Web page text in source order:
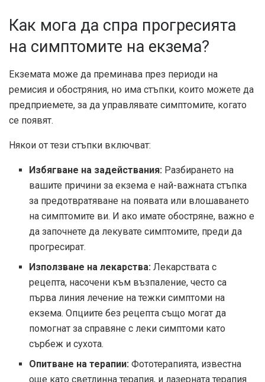
Как мога да спра прогресията
на симптомите на екзема?
Екземата може да преминава през периоди на
ремисия и обостряния, но има стъпки, които можете да
предприемете, за да управлявате симптомите, когато
се появят.
Някои от тези стъпки включват:
Избягване на задействания: Разбирането на
вашите причини за екзема е най-важната стъпка
за предотвратяване на появата или влошаването
на симптомите ви. И ако имате обостряне, важно е
да започнете да лекувате симптомите, преди да
прогресират.
Използване на лекарства: Лекарствата с
рецепта, насочени към възпаление, често са
първа линия лечение на тежки симптоми на
екзема. Опциите без рецепта също могат да
помогнат за справяне с леки симптоми като
сърбеж и сухота.
Опитване на терапии: Фототерапията, известна
още като светлинна терапия, и лазерната терапия